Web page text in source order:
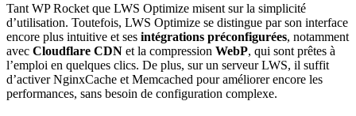
Tant WP Rocket que LWS Optimize misent sur la simplicité
d’utilisation. Toutefois, LWS Optimize se distingue par son interface
encore plus intuitive et ses intégrations préconfigurées, notamment
avec Cloudflare CDN et la compression WebP, qui sont prêtes à
l’emploi en quelques clics. De plus, sur un serveur LWS, il suffit
d’activer NginxCache et Memcached pour améliorer encore les
performances, sans besoin de configuration complexe.